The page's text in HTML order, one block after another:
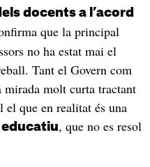
docents a l’acord
que la principal
no ha estat mai el
Tant el Govern com
mirada molt curta tractant
que en realitat és una
, que no es resol